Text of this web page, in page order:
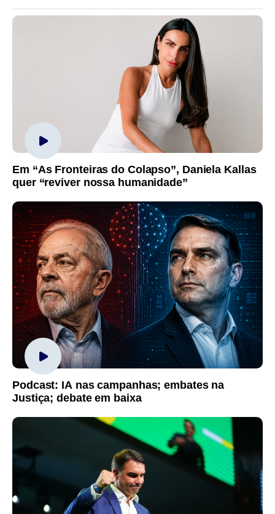
Em “As Fronteiras do Colapso”, Daniela Kallas
quer “reviver nossa humanidade”
Podcast: IA nas campanhas; embates na
Justiça; debate em baixa